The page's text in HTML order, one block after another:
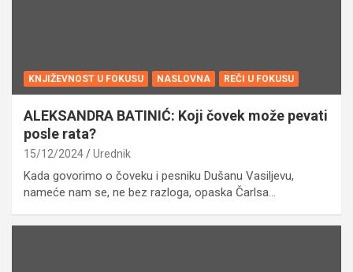
KNJIŽEVNOST U FOKUSU NASLOVNA REČI U FOKUSU
ALEKSANDRA BATINIĆ: Koji čovek može pevati
posle rata?
15/12/2024 Urednik
Kada govorimo o čoveku i pesniku Dušanu Vasiljevu,
nameće nam se, ne bez razloga, opaska Čarlsa…